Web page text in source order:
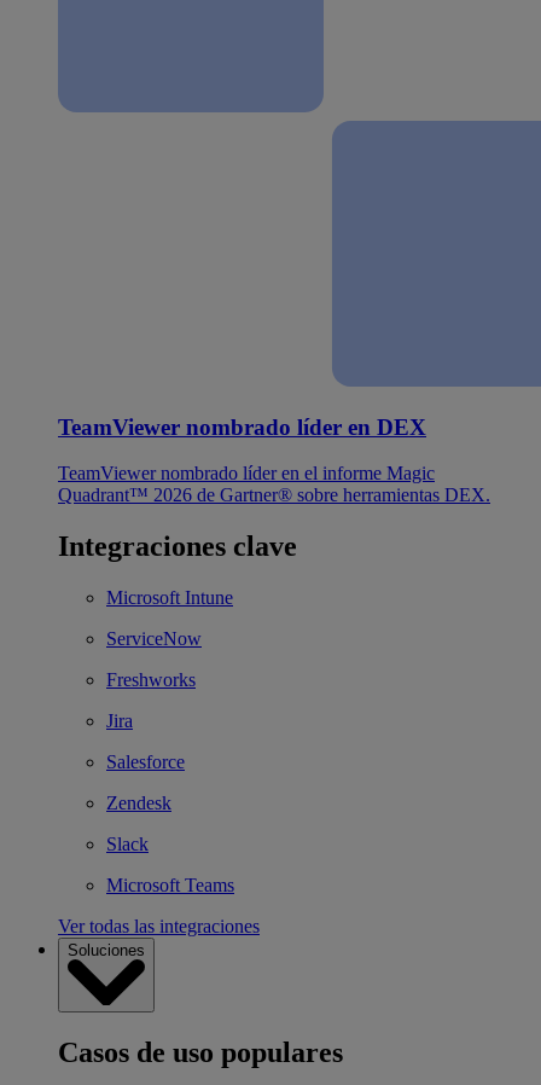
TeamViewer nombrado líder en DEX
TeamViewer nombrado líder en el informe Magic
Quadrant™ 2026 de Gartner® sobre herramientas DEX.
Integraciones clave
Microsoft Intune
ServiceNow
Freshworks
Jira
Salesforce
Zendesk
Slack
Microsoft Teams
Ver todas las integraciones
Soluciones
Casos de uso populares